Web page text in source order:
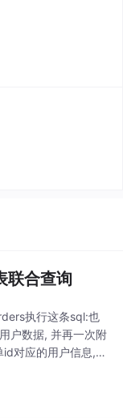
合查询
执行这条sql:也
户数据, 并再一次附
id对应的用户信息,
每条订单只能有一